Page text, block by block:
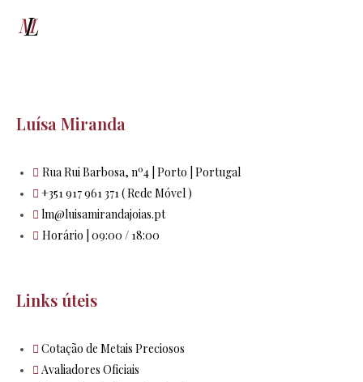
Luísa Miranda
Rua Rui Barbosa, nº4 | Porto | Portugal
+351 917 961 371 ( Rede Móvel )
lm@luisamirandajoias.pt
Horário | 09:00 / 18:00
Links úteis
Cotação de Metais Preciosos
Avaliadores Oficiais